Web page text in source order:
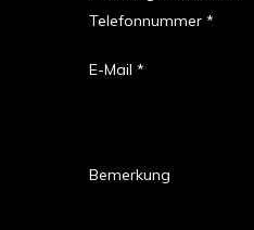
Telefonnummer *
E-Mail *
Bemerkung